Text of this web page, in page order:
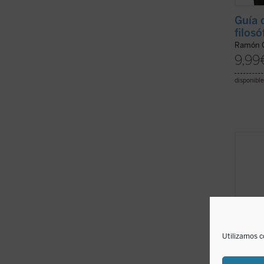
Utilizamos
Guía
Ramón
9,99
abril,
en
en